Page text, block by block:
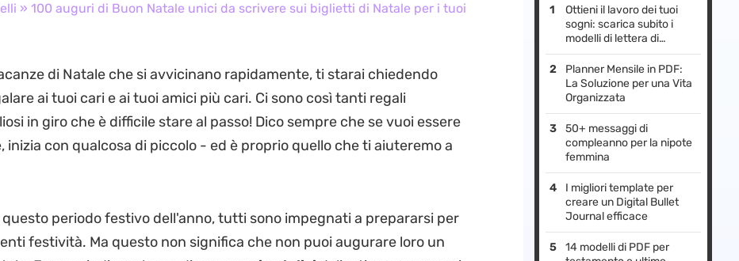
» 100 auguri di Buon Natale unici da scrivere sui biglietti di Natale per i tuoi
di Natale che si avvicinano rapidamente, ti starai chiedendo
ai tuoi cari e ai tuoi amici più cari. Ci sono così tanti regali
in giro che è difficile stare al passo! Dico sempre che se vuoi essere
inizia con qualcosa di piccolo - ed è proprio quello che ti aiuteremo a
periodo festivo dell'anno, tutti sono impegnati a prepararsi per
festività. Ma questo non significa che non puoi augurare loro un
Ottieni il lavoro dei tuoi
sogni: scarica subito i
modelli di lettera di
presentazione premium e
più apprezzati!
Planner Mensile in PDF:
La Soluzione per una Vita
Organizzata
50+ messaggi di
compleanno per la nipote
femmina
I migliori template per
creare un Digital Bullet
Journal efficace
14 modelli di PDF per